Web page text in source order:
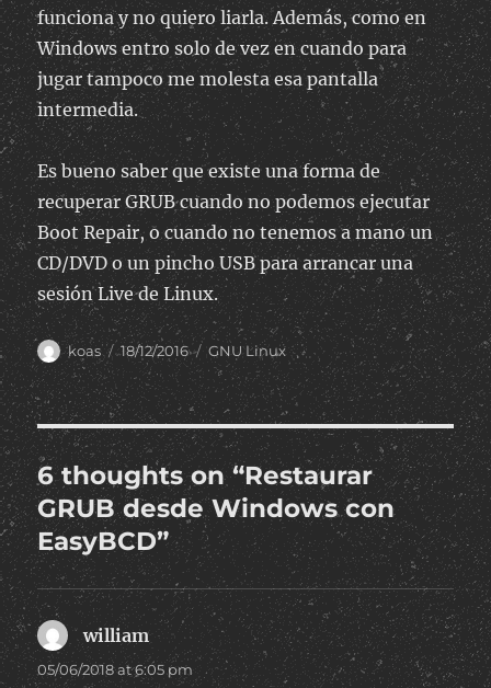
funciona y no quiero liarla. Además, como en
Windows entro solo de vez en cuando para
jugar tampoco me molesta esa pantalla
intermedia.
Es bueno saber que existe una forma de
recuperar GRUB cuando no podemos ejecutar
Boot Repair, o cuando no tenemos a mano un
CD/DVD o un pincho USB para arrancar una
sesión Live de Linux.
Author
koas
Posted
on
18/12/2016 Categories
GNU Linux
6 thoughts on “Restaurar
GRUB desde Windows con
EasyBCD”
william says:
05/06/2018 at 6:05 pm